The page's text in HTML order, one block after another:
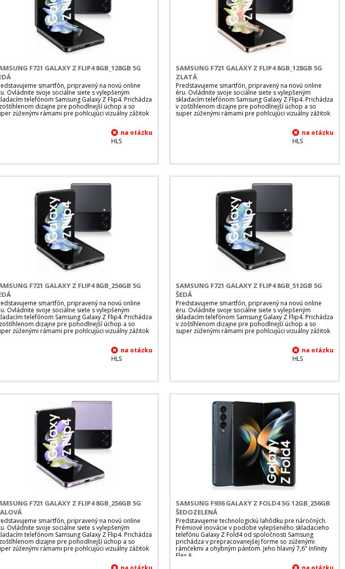
F721 GALAXY Z FLIP4 8GB_128GB 5G
smartfón, pripravený na novú online
Ovládnite svoje sociálne siete s vylepšeným
telefónom Samsung Galaxy Z Flip4. Prichádza
dizajne pre pohodlnejší úchop a so
zúženými rámami pre pohlcujúci vizuálny zážitok
HLS
SAMSUNG F721 GALAXY Z FLIP4 8GB_128GB 5G
ZLATÁ
Predstavujeme smartfón, pripravený na novú online
éru. Ovládnite svoje sociálne siete s vylepšeným
skladacím telefónom Samsung Galaxy Z Flip4. Prichádza
v zoštíhlenom dizajne pre pohodlnejší úchop a so
super zúženými rámami pre pohlcujúci vizuálny zážitok
HLS
F721 GALAXY Z FLIP4 8GB_256GB 5G
smartfón, pripravený na novú online
Ovládnite svoje sociálne siete s vylepšeným
telefónom Samsung Galaxy Z Flip4. Prichádza
dizajne pre pohodlnejší úchop a so
zúženými rámami pre pohlcujúci vizuálny zážitok
HLS
SAMSUNG F721 GALAXY Z FLIP4 8GB_512GB 5G
ŠEDÁ
Predstavujeme smartfón, pripravený na novú online
éru. Ovládnite svoje sociálne siete s vylepšeným
skladacím telefónom Samsung Galaxy Z Flip4. Prichádza
v zoštíhlenom dizajne pre pohodlnejší úchop a so
super zúženými rámami pre pohlcujúci vizuálny zážitok
HLS
F721 GALAXY Z FLIP4 8GB_256GB 5G
smartfón, pripravený na novú online
Ovládnite svoje sociálne siete s vylepšeným
telefónom Samsung Galaxy Z Flip4. Prichádza
dizajne pre pohodlnejší úchop a so
zúženými rámami pre pohlcujúci vizuálny zážitok
SAMSUNG F936 GALAXY Z FOLD4 5G 12GB_256GB
ŠEDOZELENÁ
Predstavujeme technologickú lahôdku pre náročných.
Prémiové inovácie v podobe vylepšeného skladacieho
telefónu Galaxy Z Fold4 od spoločnosti Samsung
prichádza v prepracovanejšej forme so zúženými
rámčekmi a ohybným pántom. Jeho hlavný 7,6" Infinity
Flex A